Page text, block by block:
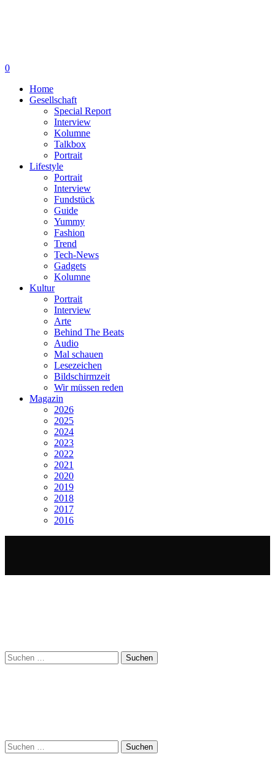
0
Home
Gesellschaft
Special Report
Interview
Kolumne
Talkbox
Portrait
Lifestyle
Portrait
Interview
Fundstück
Guide
Yummy
Fashion
Trend
Tech-News
Gadgets
Kolumne
Kultur
Portrait
Interview
Arte
Behind The Beats
Audio
Mal schauen
Lesezeichen
Bildschirmzeit
Wir müssen reden
Magazin
2026
2025
2024
2023
2022
2021
2020
2019
2018
2017
2016
Suchen
nach:
Suchen